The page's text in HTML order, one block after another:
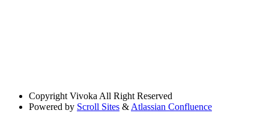
Copyright Vivoka All Right Reserved
Powered by Scroll Sites & Atlassian Confluence